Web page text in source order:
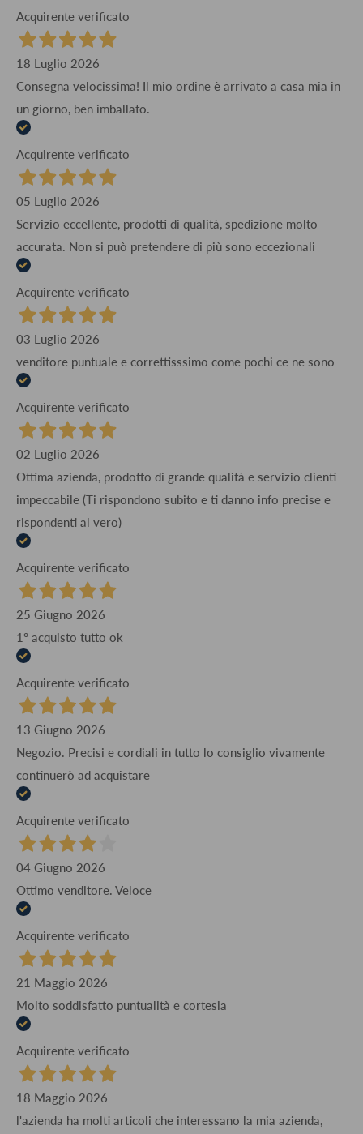
Acquirente verificato
18 Luglio 2026
Consegna velocissima! Il mio ordine è arrivato a casa mia in
un giorno, ben imballato.
Acquirente verificato
05 Luglio 2026
Servizio eccellente, prodotti di qualità, spedizione molto
accurata. Non si può pretendere di più sono eccezionali
Acquirente verificato
03 Luglio 2026
venditore puntuale e correttisssimo come pochi ce ne sono
Acquirente verificato
02 Luglio 2026
Ottima azienda, prodotto di grande qualità e servizio clienti
impeccabile (Ti rispondono subito e ti danno info precise e
rispondenti al vero)
Acquirente verificato
25 Giugno 2026
1° acquisto tutto ok
Acquirente verificato
13 Giugno 2026
Negozio. Precisi e cordiali in tutto lo consiglio vivamente
continuerò ad acquistare
Acquirente verificato
04 Giugno 2026
Ottimo venditore. Veloce
Acquirente verificato
21 Maggio 2026
Molto soddisfatto puntualità e cortesia
Acquirente verificato
18 Maggio 2026
l'azienda ha molti articoli che interessano la mia azienda,